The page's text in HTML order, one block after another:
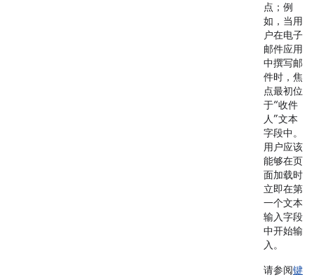
点；例
如，当用
户在电子
邮件应用
中撰写邮
件时，焦
点最初位
于“收件
人”文本
字段中。
用户应该
能够在页
面加载时
立即在第
一个文本
输入字段
中开始输
入。
请参阅键